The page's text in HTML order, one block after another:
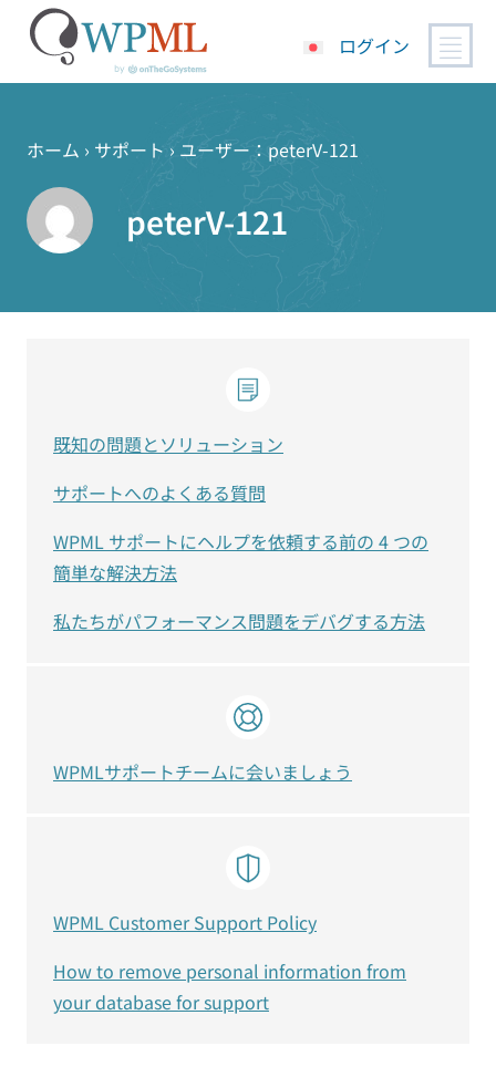
ッ
ログイン
ホーム › サポート › ユーザー：peterV-121
peterV-121
既知の問題とソリューション
サポートへのよくある質問
WPML サポートにヘルプを依頼する前の 4 つの
簡単な解決方法
私たちがパフォーマンス問題をデバグする方法
WPMLサポートチームに会いましょう
WPML Customer Support Policy
How to remove personal information from
your database for support